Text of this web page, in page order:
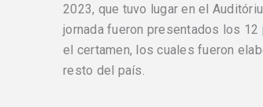
2023, que tuvo lugar en el
jornada fueron presentados los
el certamen, los cuales fueron
resto del país.